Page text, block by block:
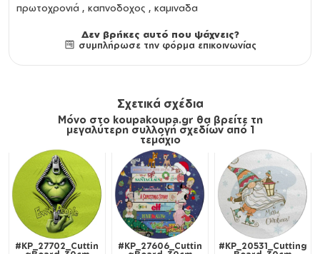
πρωτοχρονιά , καπνοδοχος , καμιναδα
Δεν βρήκες αυτό που ψάχνεις?
συμπλήρωσε την φόρμα επικοινωνίας
Σχετικά σχέδια
Μόνο στο koupakoupa.gr θα βρείτε τη
μεγαλύτερη συλλογή σχεδίων από 1
τεμάχιο
#KP_27702_Cuttin
#KP_27606_Cuttin
#KP_20531_Cutting